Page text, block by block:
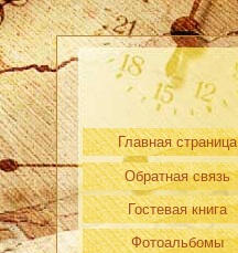
Главная страница
Обратная связь
Гостевая книга
Фотоальбомы